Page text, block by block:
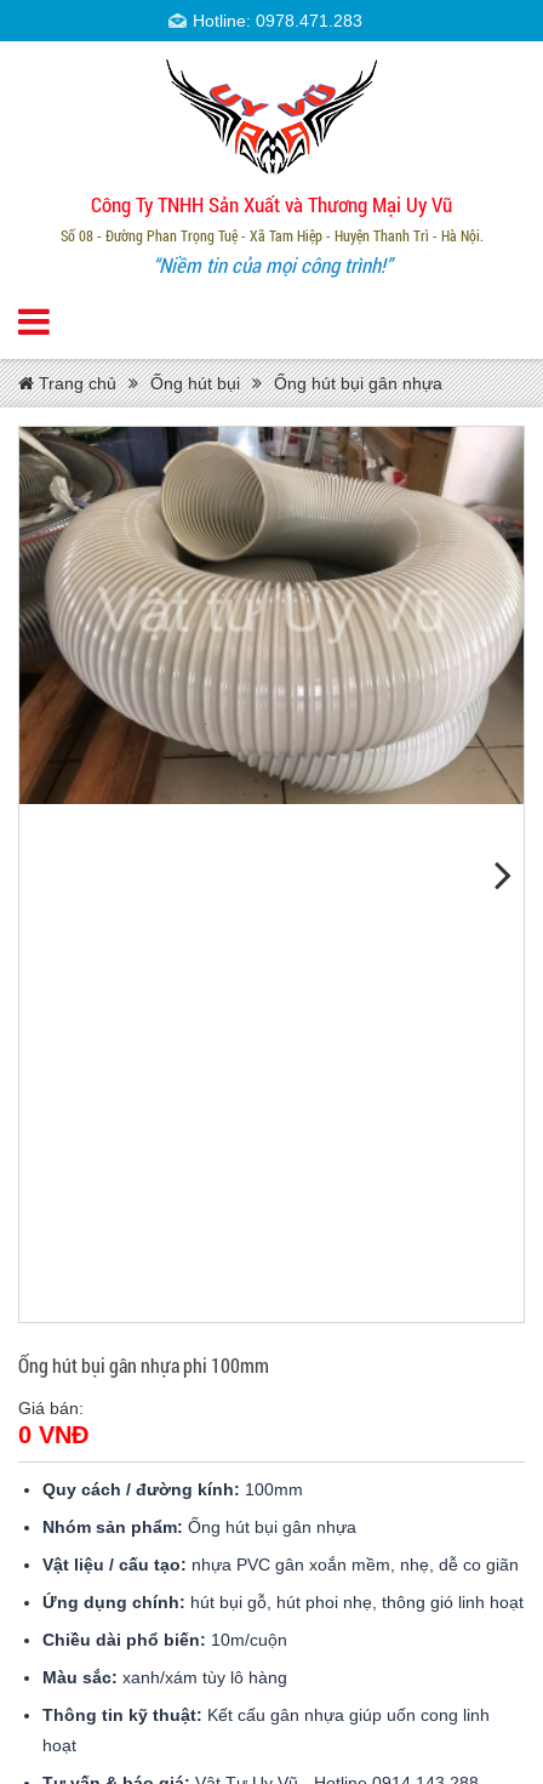
Hotline: 0978.471.283
Công Ty TNHH Sản Xuất và Thương Mại Uy Vũ
Số 08 - Đường Phan Trọng Tuệ - Xã Tam Hiệp - Huyện Thanh Trì - Hà Nội.
“Niềm tin của mọi công trình!”
Trang chủ Ống hút bụi Ống hút bụi gân nhựa
Ống hút bụi gân nhựa phi 100mm
Giá bán:
0 VNĐ
Quy cách / đường kính: 100mm
Nhóm sản phẩm: Ống hút bụi gân nhựa
Vật liệu / cấu tạo: nhựa PVC gân xoắn mềm, nhẹ, dễ co giãn
Ứng dụng chính: hút bụi gỗ, hút phoi nhẹ, thông gió linh hoạt
Chiều dài phổ biến: 10m/cuộn
Màu sắc: xanh/xám tùy lô hàng
Thông tin kỹ thuật: Kết cấu gân nhựa giúp uốn cong linh
hoạt